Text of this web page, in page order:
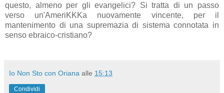
questo, almeno per gli evangelici? Si tratta di un passo
verso un'AmeriKKKa nuovamente vincente, per il
mantenimento di una supremazia di sistema connotata in
senso ebraico-cristiano?
Io Non Sto con Oriana alle 15:13
Condividi